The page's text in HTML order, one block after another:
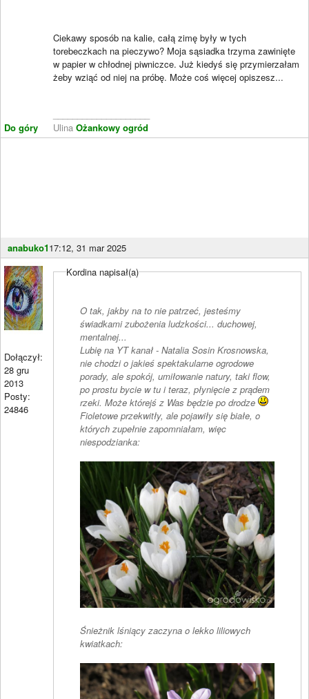
Do góry
Ciekawy sposób na kalie, całą zimę były w tych
torebeczkach na pieczywo? Moja sąsiadka trzyma zawinięte
w papier w chłodnej piwniczce. Już kiedyś się przymierzałam
żeby wziąć od niej na próbę. Może coś więcej opiszesz...
Ulina Ożankowy ogród
anabuko117:12, 31 mar 2025
Dołączył:
28 gru
2013
Posty:
24846
Kordina napisał(a)
O tak, jakby na to nie patrzeć, jesteśmy
świadkami zubożenia ludzkości... duchowej,
mentalnej...
Lubię na YT kanał - Natalia Sosin Krosnowska,
nie chodzi o jakieś spektakularne ogrodowe
porady, ale spokój, umiłowanie natury, taki flow,
po prostu bycie w tu i teraz, płynięcie z prądem
rzeki. Może którejś z Was będzie po drodze
Fioletowe przekwitły, ale pojawiły się białe, o
których zupełnie zapomniałam, więc
niespodzianka:
Śnieżnik lśniący zaczyna o lekko liliowych
kwiatkach: